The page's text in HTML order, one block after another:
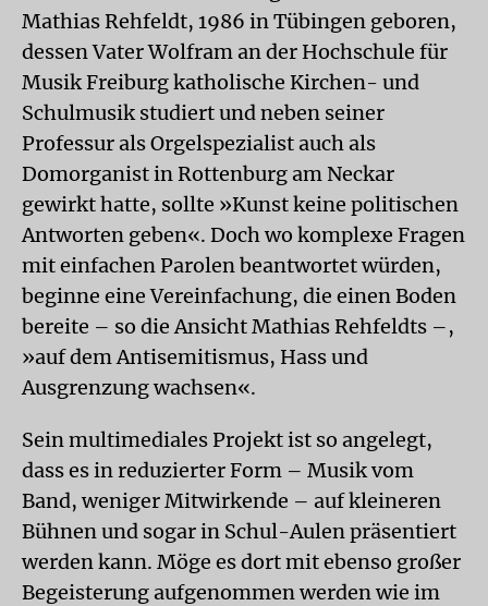
Mathias Rehfeldt, 1986 in Tübingen geboren,
dessen Vater Wolfram an der Hochschule für
Musik Freiburg katholische Kirchen- und
Schulmusik studiert und neben seiner
Professur als Orgelspezialist auch als
Domorganist in Rottenburg am Neckar
gewirkt hatte, sollte »Kunst keine politischen
Antworten geben«. Doch wo komplexe Fragen
mit einfachen Parolen beantwortet würden,
beginne eine Vereinfachung, die einen Boden
bereite – so die Ansicht Mathias Rehfeldts –,
»auf dem Antisemitismus, Hass und
Ausgrenzung wachsen«.
Sein multimediales Projekt ist so angelegt,
dass es in reduzierter Form – Musik vom
Band, weniger Mitwirkende – auf kleineren
Bühnen und sogar in Schul-Aulen präsentiert
werden kann. Möge es dort mit ebenso großer
Begeisterung aufgenommen werden wie im